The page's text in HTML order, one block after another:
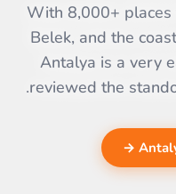
With 8,000+ places
Belek, and the
Antalya is a very
reviewed the